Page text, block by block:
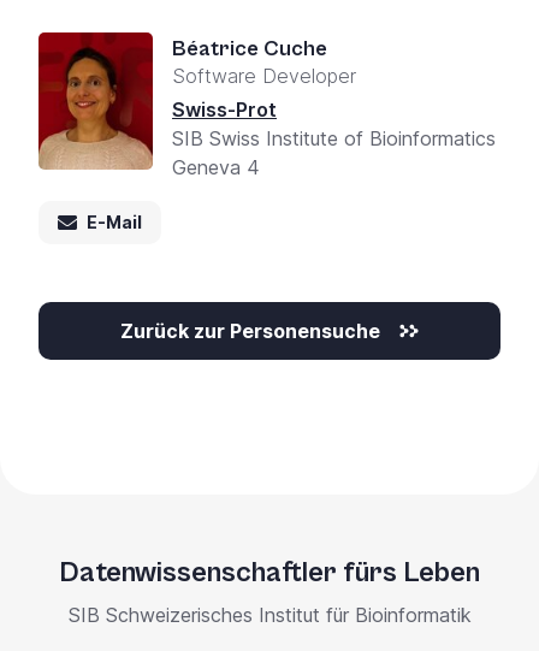
Béatrice Cuche
Software Developer
Swiss-Prot
SIB Swiss Institute of Bioinformatics
Geneva 4
E-Mail
Zurück zur Personensuche
Datenwissenschaftler fürs Leben
SIB Schweizerisches Institut für Bioinformatik